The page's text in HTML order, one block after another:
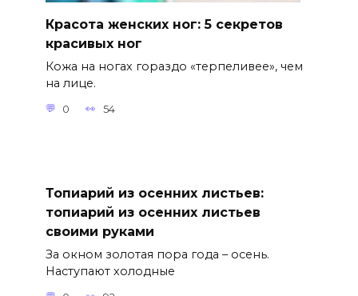
Красота женских ног: 5 секретов
красивых ног
Кожа на ногах гораздо «терпеливее», чем
на лице.
0 54
Топиарий из осенних листьев:
топиарий из осенних листьев
своими руками
За окном золотая пора года – осень.
Наступают холодные